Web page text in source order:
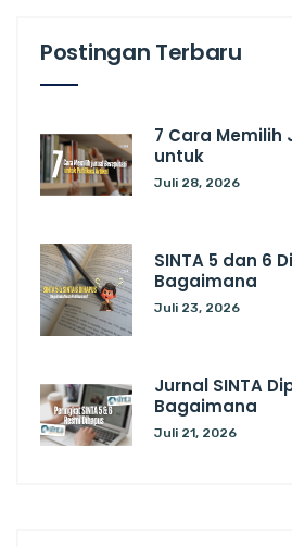
Postingan Terbaru
7 Cara Memilih
untuk
Juli 28, 2026
SINTA 5 dan 6
Bagaimana
Juli 23, 2026
Jurnal SINTA
Bagaimana
Juli 21, 2026